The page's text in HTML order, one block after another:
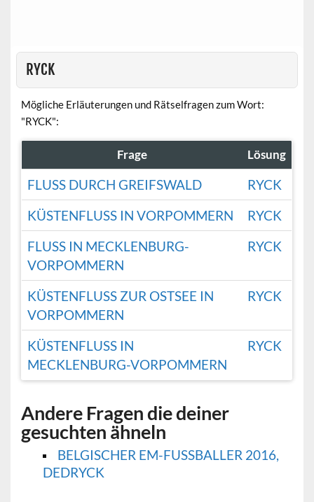
RYCK
Mögliche Erläuterungen und Rätselfragen zum Wort:
"RYCK":
Frage Lösung
FLUSS DURCH GREIFSWALD
RYCK
KÜSTENFLUSS IN VORPOMMERN
RYCK
FLUSS IN MECKLENBURG-
VORPOMMERN
RYCK
KÜSTENFLUSS ZUR OSTSEE IN
VORPOMMERN
RYCK
KÜSTENFLUSS IN
MECKLENBURG-VORPOMMERN
RYCK
Andere Fragen die deiner
gesuchten ähneln
BELGISCHER EM-FUSSBALLER 2016, D
EDRYCK